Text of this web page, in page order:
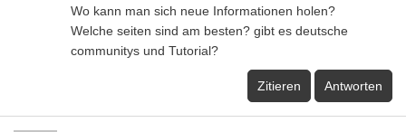
Wo kann man sich neue Informationen holen?
Welche seiten sind am besten? gibt es deutsche
communitys und Tutorial?
Zitieren Antworten